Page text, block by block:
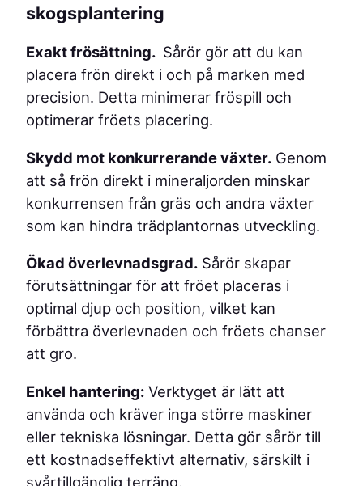
skogsplantering
Exakt frösättning. Sårör gör att du kan
placera frön direkt i och på marken med
precision. Detta minimerar fröspill och
optimerar fröets placering.
Skydd mot konkurrerande växter. Genom
att så frön direkt i mineraljorden minskar
konkurrensen från gräs och andra växter
som kan hindra trädplantornas utveckling.
Ökad överlevnadsgrad. Sårör skapar
förutsättningar för att fröet placeras i
optimal djup och position, vilket kan
förbättra överlevnaden och fröets chanser
att gro.
Enkel hantering: Verktyget är lätt att
använda och kräver inga större maskiner
eller tekniska lösningar. Detta gör sårör till
ett kostnadseffektivt alternativ, särskilt i
svårtillgänglig terräng.